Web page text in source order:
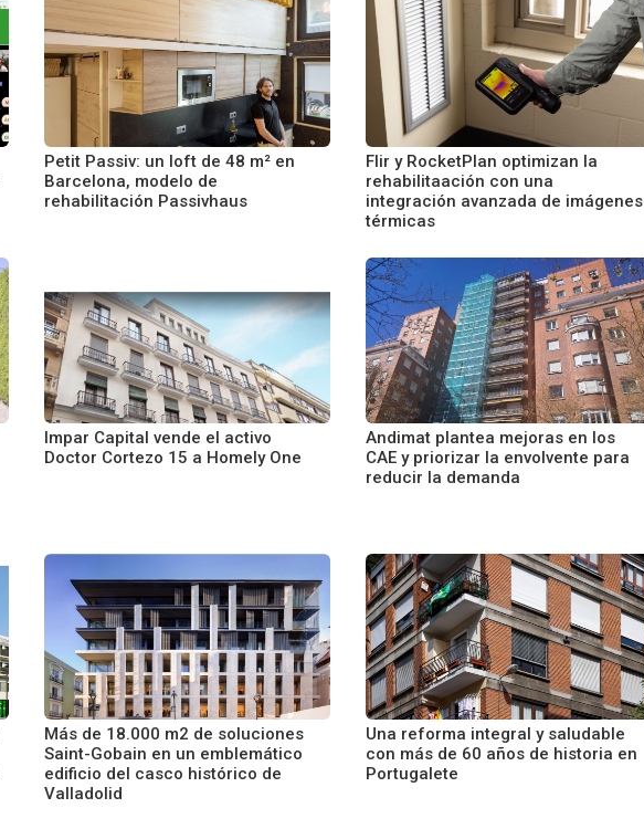
Petit Passiv: un loft de 48 m² en
Barcelona, modelo de
rehabilitación Passivhaus
Flir y RocketPlan optimizan la
rehabilitaación con una
integración avanzada de imágenes
térmicas
Impar Capital vende el activo
Doctor Cortezo 15 a Homely One
Andimat plantea mejoras en los
CAE y priorizar la envolvente para
reducir la demanda
Más de 18.000 m2 de soluciones
Saint-Gobain en un emblemático
edificio del casco histórico de
Valladolid
Una reforma integral y saludable
con más de 60 años de historia en
Portugalete